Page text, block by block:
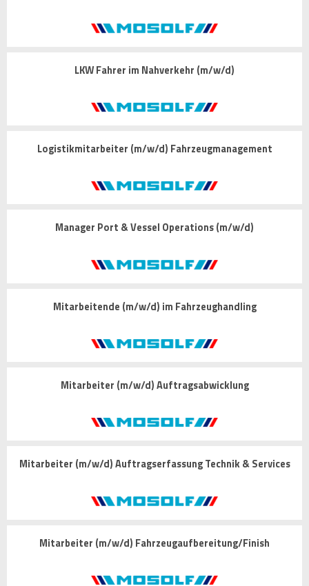
LKW Fahrer im Nahverkehr (m/w/d)
Logistikmitarbeiter (m/w/d) Fahrzeugmanagement
Manager Port & Vessel Operations (m/w/d)
Mitarbeitende (m/w/d) im Fahrzeughandling
Mitarbeiter (m/w/d) Auftragsabwicklung
Mitarbeiter (m/w/d) Auftragserfassung Technik & Services
Mitarbeiter (m/w/d) Fahrzeugaufbereitung/Finish